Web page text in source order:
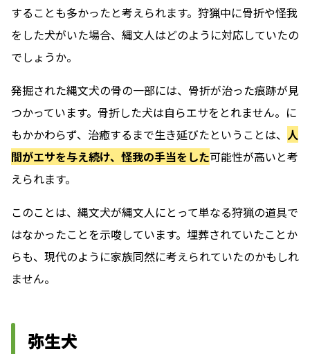
することも多かったと考えられます。狩猟中に骨折や怪我
をした犬がいた場合、縄文人はどのように対応していたの
でしょうか。
発掘された縄文犬の骨の一部には、骨折が治った痕跡が見
つかっています。骨折した犬は自らエサをとれません。に
もかかわらず、治癒するまで生き延びたということは、 人
間がエサを与え続け、怪我の手当をした可能性が高いと考
えられます。
このことは、縄文犬が縄文人にとって単なる狩猟の道具で
はなかったことを示唆しています。埋葬されていたことか
らも、現代のように家族同然に考えられていたのかもしれ
ません。
弥生犬